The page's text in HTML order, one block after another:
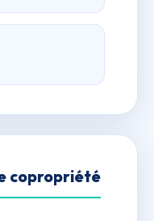
copropriété